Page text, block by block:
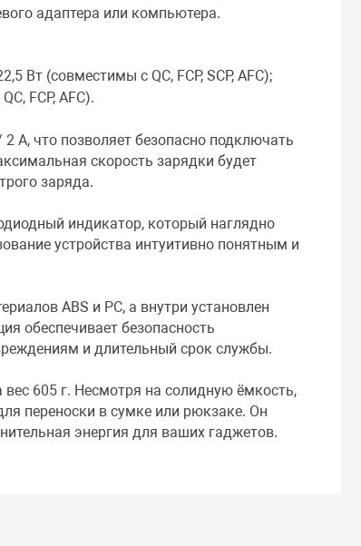
адаптера или компьютера.
Вт (совместимы с QC, FCP, SCP, AFC);
FCP, AFC).
А, что позволяет безопасно подключать
скорость зарядки будет
заряда.
индикатор, который наглядно
устройства интуитивно понятным и
ABS и PC, а внутри установлен
обеспечивает безопасность
и длительный срок службы.
605 г. Несмотря на солидную ёмкость,
переноски в сумке или рюкзаке. Он
энергия для ваших гаджетов.